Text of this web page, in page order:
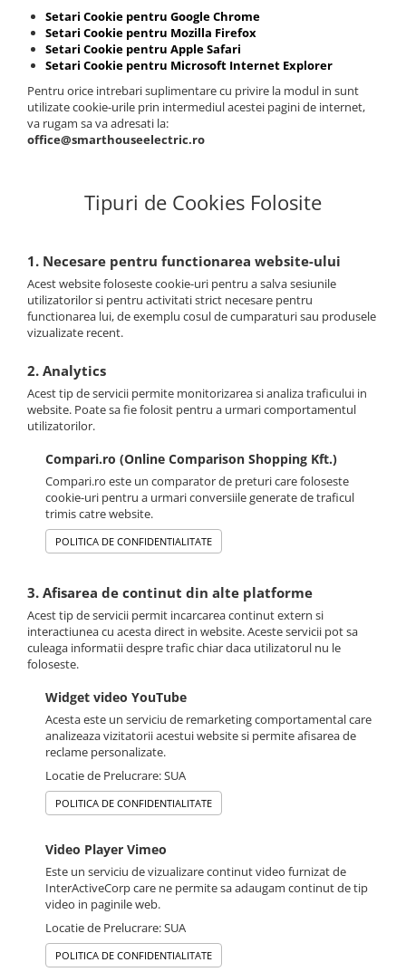
Setari Cookie pentru Google Chrome
Setari Cookie pentru Mozilla Firefox
Setari Cookie pentru Apple Safari
Setari Cookie pentru Microsoft Internet Explorer
Pentru orice intrebari suplimentare cu privire la modul in sunt
utilizate cookie-urile prin intermediul acestei pagini de internet,
va rugam sa va adresati la:
office@smarthouseelectric.ro
Tipuri de Cookies Folosite
1. Necesare pentru functionarea website-ului
Acest website foloseste cookie-uri pentru a salva sesiunile
utilizatorilor si pentru activitati strict necesare pentru
functionarea lui, de exemplu cosul de cumparaturi sau produsele
vizualizate recent.
2. Analytics
Acest tip de servicii permite monitorizarea si analiza traficului in
website. Poate sa fie folosit pentru a urmari comportamentul
utilizatorilor.
Compari.ro (Online Comparison Shopping Kft.)
Compari.ro este un comparator de preturi care foloseste
cookie-uri pentru a urmari conversiile generate de traficul
trimis catre website.
POLITICA DE CONFIDENTIALITATE
3. Afisarea de continut din alte platforme
Acest tip de servicii permit incarcarea continut extern si
interactiunea cu acesta direct in website. Aceste servicii pot sa
culeaga informatii despre trafic chiar daca utilizatorul nu le
foloseste.
Widget video YouTube
Acesta este un serviciu de remarketing comportamental care
analizeaza vizitatorii acestui website si permite afisarea de
reclame personalizate.
Locatie de Prelucrare: SUA
POLITICA DE CONFIDENTIALITATE
Video Player Vimeo
Este un serviciu de vizualizare continut video furnizat de
InterActiveCorp care ne permite sa adaugam continut de tip
video in paginile web.
Locatie de Prelucrare: SUA
POLITICA DE CONFIDENTIALITATE